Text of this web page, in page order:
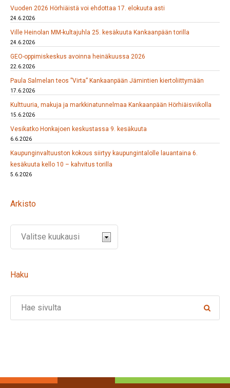
Vuoden 2026 Hörhiäistä voi ehdottaa 17. elokuuta asti
24.6.2026
Ville Heinolan MM-kultajuhla 25. kesäkuuta Kankaanpään torilla
24.6.2026
GEO-oppimiskeskus avoinna heinäkuussa 2026
22.6.2026
Paula Salmelan teos ”Virta” Kankaanpään Jämintien kiertoliittymään
17.6.2026
Kulttuuria, makuja ja markkinatunnelmaa Kankaanpään Hörhiäisviikolla
15.6.2026
Vesikatko Honkajoen keskustassa 9. kesäkuuta
6.6.2026
Kaupunginvaltuuston kokous siirtyy kaupungintalolle lauantaina 6.
kesäkuuta kello 10 – kahvitus torilla
5.6.2026
Arkisto
Haku